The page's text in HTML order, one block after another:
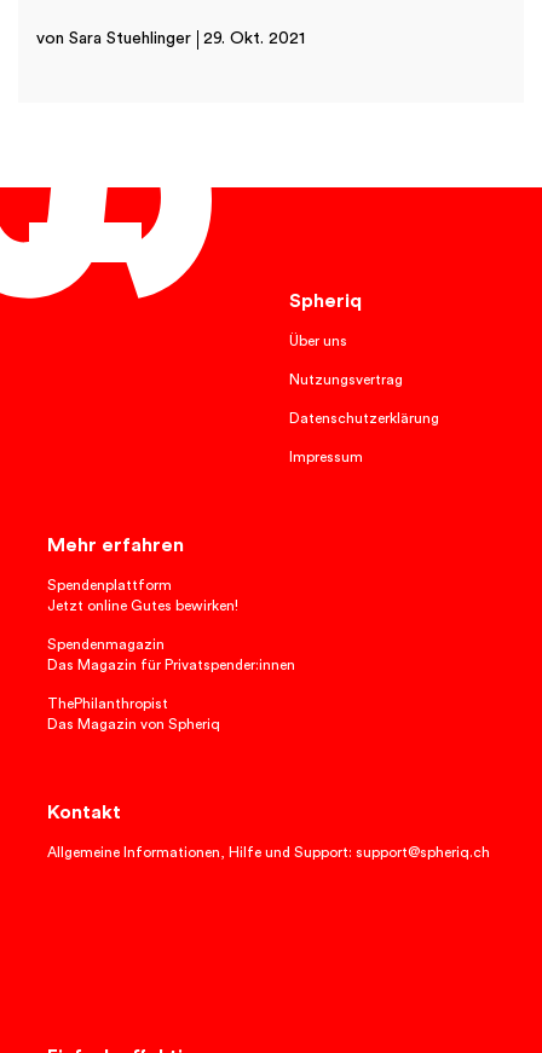
von Sara Stuehlinger 29. Okt. 2021
Spheriq
Über uns
Nutzungsvertrag
Datenschutzerklärung
Impressum
Mehr erfahren
Spendenplattform
Jetzt online Gutes bewirken!
Spendenmagazin
Das Magazin für Privatspender:innen
ThePhilanthropist
Das Magazin von Spheriq
Kontakt
Allgemeine Informationen, Hilfe und Support: support@spheriq.ch